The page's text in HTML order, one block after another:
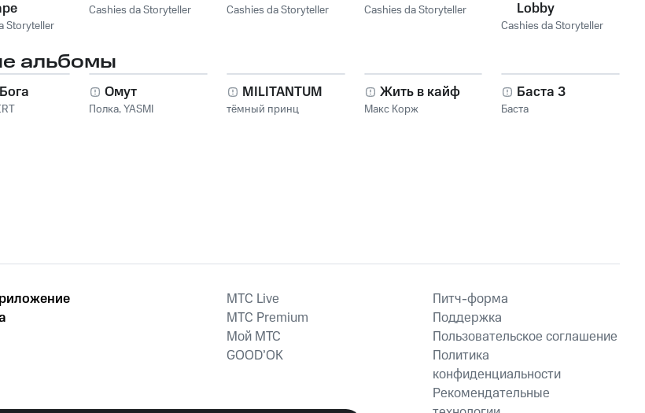
Storyteller
Cashies da Storyteller Cashies da Storyteller Cashies da Storyteller
Lobby
Cashies da Storyteller
альбомы
Омут
Полка,YASMI
MILITANTUM
тёмный принц
Жить в кайф
Макс Корж
Баста 3
Баста
MTС Live
MTС Premium
Мой МТС
GOOD’OK
Питч-форма
Поддержка
Пользовательское соглашение
Политика
конфиденциальности
Рекомендательные